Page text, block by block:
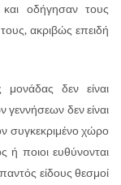
και οδήγησαν τους
ακριβώς επειδή
δεν είναι
δεν είναι
συγκεκριμένο χώρο
ή ποιοι ευθύνονται
είδους θεσμοί